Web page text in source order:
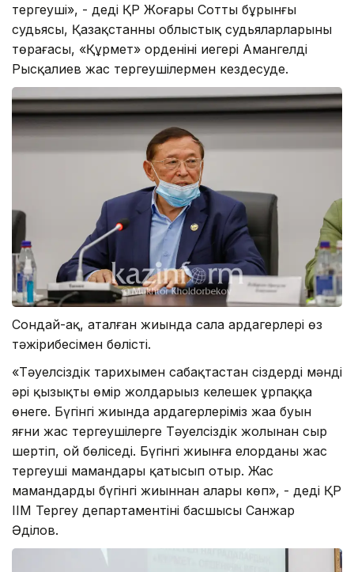
тергеуші», - деді ҚР Жоғары Соттың бұрынғы
судьясы, Қазақстанның облыстық судьяларларының
төрағасы, «Құрмет» орденінің иегері Амангелді
Рысқалиев жас тергеушілермен кездесуде.
Сондай-ақ, аталған жиында сала ардагерлері өз
тәжірибесімен бөлісті.
«Тәуелсіздік тарихымен сабақтастан сіздердің мәнді
әрі қызықты өмір жолдарыңыз келешек ұрпаққа
өнеге. Бүгінгі жиында ардагерлеріміз жаңа буын
яғни жас тергеушілерге Тәуелсіздік жолынан сыр
шертіп, ой бөліседі. Бүгінгі жиынға елорданың жас
тергеуші мамандары қатысып отыр. Жас
мамандардың бүгінгі жиыннан алары көп», - деді ҚР
ІІМ Тергеу департаментінің басшысы Санжар
Әділов.